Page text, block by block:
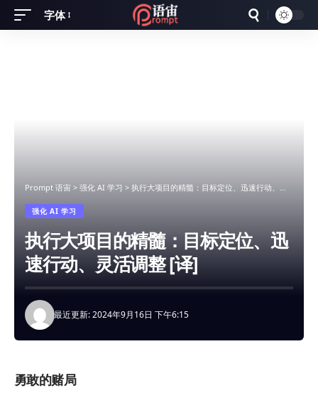
Font
字体
Prompt 语宙 > 强化 AI 学习 > 执行大项目的精髓：目标定位、迅速行动、灵活调整 [译]
强化 AI 学习
执行大项目的精髓：目标定位、迅
速行动、灵活调整 [译]
最近更新: 2024年9月16日 下午6:15
勇敢的赌局